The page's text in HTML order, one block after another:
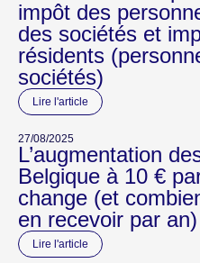
impôt des
des sociétés et
résidents
sociétés)
Lire l'article
27/08/2025
L’augmentation
Belgique à 10 €
change (et
en recevoir par an)
Lire l'article